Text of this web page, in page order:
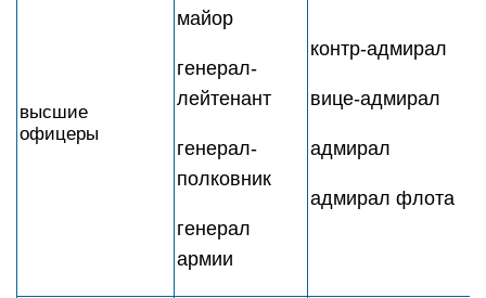
высшие
офицеры
майор
генерал-
лейтенант
генерал-
полковник
генерал
армии
контр-адмирал
вице-адмирал
адмирал
адмирал флота